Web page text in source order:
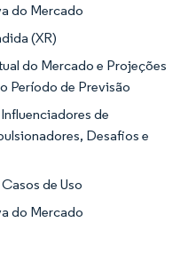
do Mercado
(XR)
do Mercado e Projeções
Período de Previsão
de
Desafios e
de Uso
do Mercado